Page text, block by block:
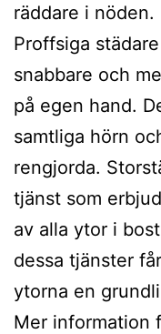
räddare i nöden.
Proffsiga
snabbare och
på egen hand.
samtliga hörn
rengjorda.
tjänst som
av alla ytor i
dessa tjänster
ytorna en
Mer information